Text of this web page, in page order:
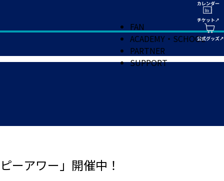
FAN
ACADEMY・SCHOOL
PARTNER
SUPPORT
ーアワー」開催中！